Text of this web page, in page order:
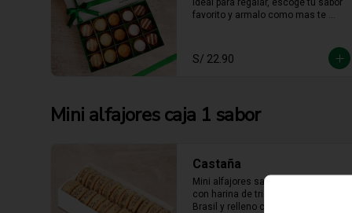
ideal para regalar, escoge tu sabor
favorito y armalo como mas te
S/ 22.90
Mini alfajores caja 1 sabor
Castaña
Mini alfajores sabor castaña hecho
con harina de trigo, nueces del
Brasil y relleno con manjar blanco